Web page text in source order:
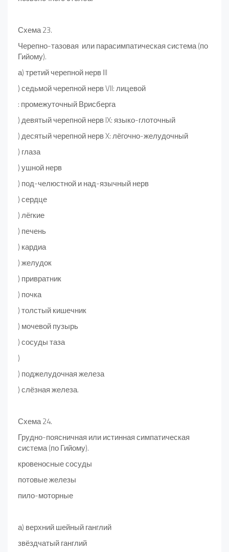
Схема 23.
Черепно-тазовая или парасимпатическая система (по
Гийому).
а) третий черепной нерв III
) седьмой черепной нерв VII: лицевой
: промежуточный Врисберга
) девятый черепной нерв IX: языко-глоточный
) десятый черепной нерв X: лёгочно-желудочный
) глаза
) ушной нерв
) под-челюстной и над-язычный нерв
) сердце
) лёгкие
) печень
) кардиа
) желудок
) привратник
) почка
) толстый кишечник
) мочевой пузырь
) сосуды таза
)
) поджелудочная железа
) слёзная железа.
Схема 24.
Грудно-поясничная или истинная симпатическая
система (по Гийому).
кровеносные сосуды
потовые железы
пило-моторные
а) верхний шейный ганглий
звёздчатый ганглий